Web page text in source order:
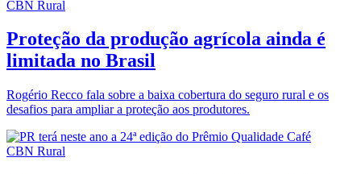
CBN Rural
Proteção da produção agrícola ainda é
limitada no Brasil
Rogério Recco fala sobre a baixa cobertura do seguro rural e os
desafios para ampliar a proteção aos produtores.
CBN Rural